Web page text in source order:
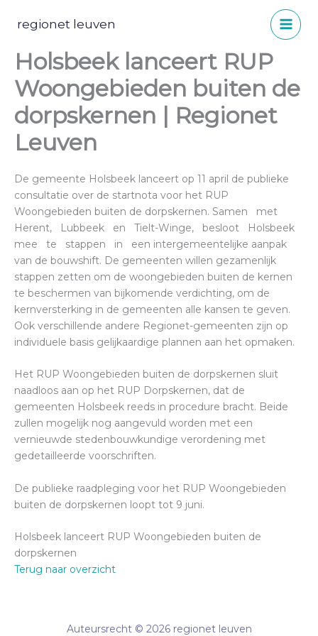
naar
inhoud
regionet leuven
Holsbeek lanceert RUP
Woongebieden buiten de
dorpskernen | Regionet
Leuven
De gemeente Holsbeek lanceert op 11 april de publieke
consultatie over de startnota voor het RUP
Woongebieden buiten de dorpskernen. Samen met
Herent, Lubbeek en Tielt-Winge, besloot Holsbeek
mee te stappen in een intergemeentelijke aanpak
van de bouwshift. De gemeenten willen gezamenlijk
stappen zetten om de woongebieden buiten de kernen
te beschermen van bijkomende verdichting, om de
kernversterking in de gemeenten alle kansen te geven.
Ook verschillende andere Regionet-gemeenten zijn op
individuele basis gelijkaardige plannen aan het opmaken.
Het RUP Woongebieden buiten de dorpskernen sluit
naadloos aan op het RUP Dorpskernen, dat de
gemeenten Holsbeek reeds in procedure bracht. Beide
zullen mogelijk nog aangevuld worden met een
vernieuwde stedenbouwkundige verordening met
gedetailleerde voorschriften.
De publieke raadpleging voor het RUP Woongebieden
buiten de dorpskernen loopt tot 9 juni.
Holsbeek lanceert RUP Woongebieden buiten de
dorpskernen
Terug naar overzicht
Auteursrecht © 2026 regionet leuven